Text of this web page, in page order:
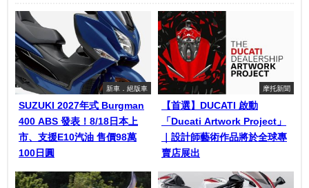
新車．絕版車
SUZUKI 2027年式 Burgman
400 ABS 發表！8/18日本上
市、支援E10汽油 售價98萬
100日圓
摩托新聞
【首選】DUCATI 啟動
「Ducati Artwork Project」
｜設計師藝術作品將於全球專
賣店展出